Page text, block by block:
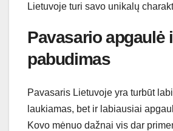
Lietuvoje turi savo unikalų
Pavasario apgaulė
pabudimas
Pavasaris Lietuvoje yra turbūt
laukiamas, bet ir labiausiai
Kovo mėnuo dažnai vis dar